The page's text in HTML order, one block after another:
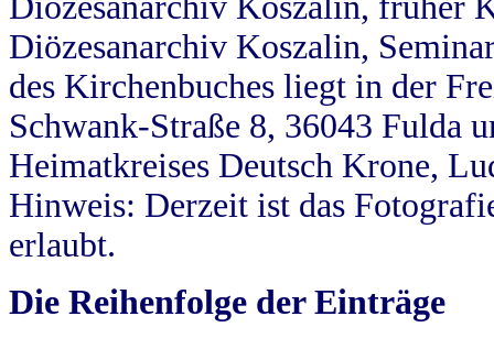
Diözesanarchiv Koszalin,
des Kirchenbuches liegt in der
Schwank-Straße 8, 36043 Fulda
Heimatkreises Deutsch Krone,
Hinweis: Derzeit ist das
erlaubt.
Die Reihenfolge der Einträge